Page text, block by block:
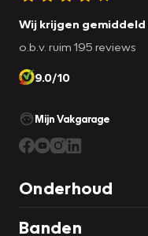
Wij krijgen gemiddeld
o.b.v. ruim 195 reviews
9.0/10
Mijn Vakgarage
Onderhoud
Banden